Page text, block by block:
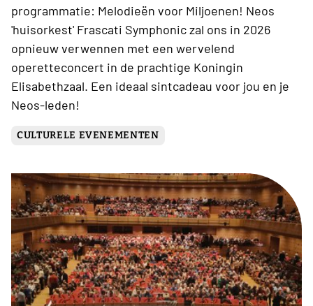
programmatie: Melodieën voor Miljoenen! Neos
'huisorkest' Frascati Symphonic zal ons in 2026
opnieuw verwennen met een wervelend
operetteconcert in de prachtige Koningin
Elisabethzaal. Een ideaal sintcadeau voor jou en je
Neos-leden!
CULTURELE EVENEMENTEN